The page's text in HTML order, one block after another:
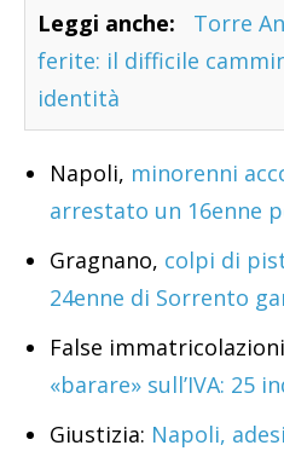
Leggi anche:
Torre
ferite: il difficile
identità
Napoli, minorenni
arrestato un 16enne
Gragnano, colpi di
24enne di Sorrento
False immatricolazioni
«barare» sull’IVA: 25
Giustizia: Napoli,